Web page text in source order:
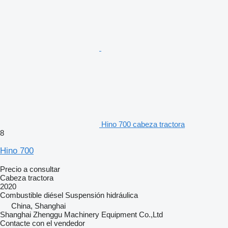
Hino 700 cabeza tractora
8
Hino 700
Precio a consultar
Cabeza tractora
2020
Combustible diésel Suspensión hidráulica
China, Shanghai
Shanghai Zhenggu Machinery Equipment Co.,Ltd
Contacte con el vendedor